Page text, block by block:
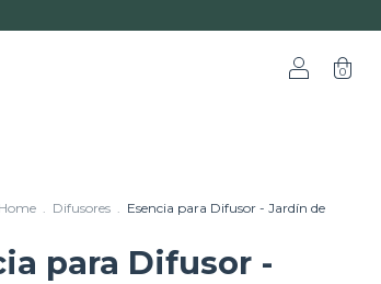
0
. Difusores . Esencia para Difusor - Jardín de
para Difusor -